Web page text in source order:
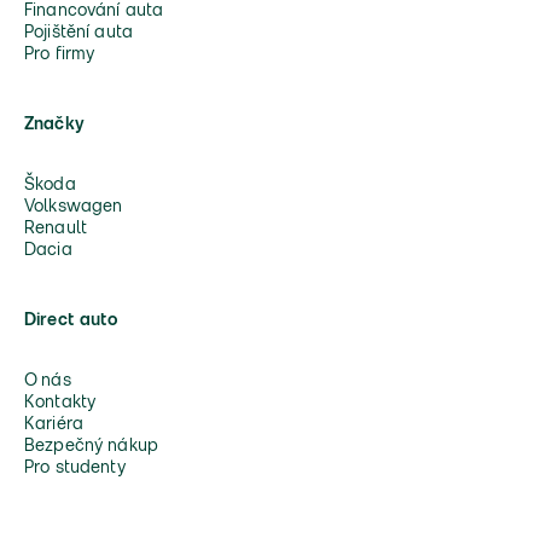
Financování auta
Pojištění auta
Pro firmy
Značky
Škoda
Volkswagen
Renault
Dacia
Direct auto
O nás
Kontakty
Kariéra
Bezpečný nákup
Pro studenty